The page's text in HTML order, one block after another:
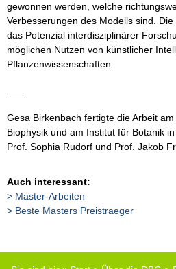
gewonnen werden, welche
Verbesserungen des Modells sind.
das Potenzial interdisziplinärer
möglichen Nutzen von künstlicher
Pflanzenwissenschaften.
Gesa Birkenbach fertigte die Arbeit
Biophysik und am Institut für Botanik
Prof. Sophia Rudorf und Prof. Jakob
Auch interessant:
Master-Arbeiten
Beste Masters Preistraeger